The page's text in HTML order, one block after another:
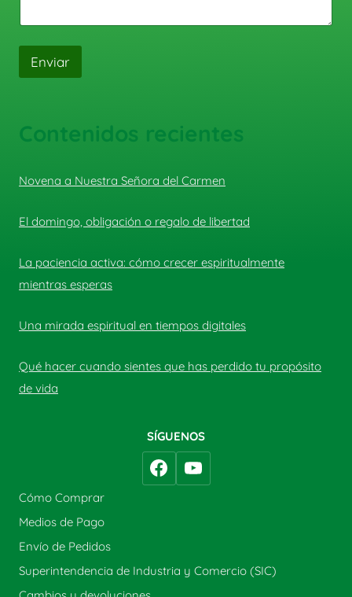
Enviar
Contenidos recientes
Novena a Nuestra Señora del Carmen
El domingo, obligación o regalo de libertad
La paciencia activa: cómo crecer espiritualmente
mientras esperas
Una mirada espiritual en tiempos digitales
Qué hacer cuando sientes que has perdido tu propósito
de vida
SÍGUENOS
Cómo Comprar
Medios de Pago
Envío de Pedidos
Superintendencia de Industria y Comercio (SIC)